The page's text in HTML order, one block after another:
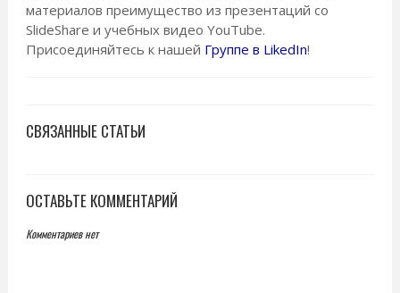
материалов преимущество из презентаций со
SlideShare и учебных видео YouTube.
Присоединяйтесь к нашей Группе в LikedIn!
СВЯЗАННЫЕ СТАТЬИ
ОСТАВЬТЕ КОММЕНТАРИЙ
Комментариев нет